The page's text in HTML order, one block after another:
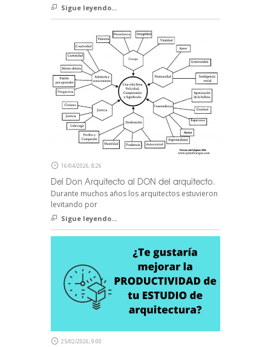
Sigue leyendo...
16/04/2026, 8:26
Del Don Arquitecto al DON del arquitecto.
Durante muchos años los arquitectos estuvieron
levitando por
Sigue leyendo...
25/02/2026, 9:00